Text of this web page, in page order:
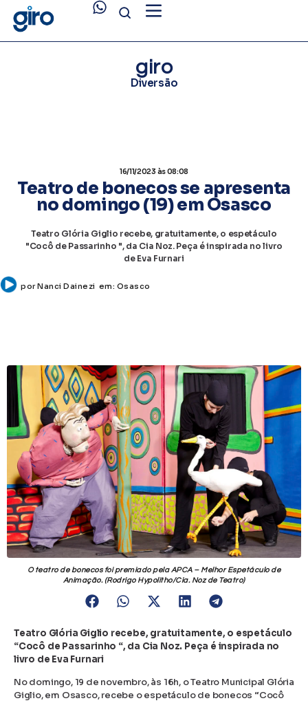
giro
Diversão
16/11/2023 às 08:08
Teatro de bonecos se apresenta
no domingo (19) em Osasco
Teatro Glória Giglio recebe, gratuitamente, o espetáculo
"Cocô de Passarinho ", da Cia Noz. Peça é inspirada no livro
de Eva Furnari
porNanci Dainezi em: Osasco
O teatro de bonecos foi premiado pela APCA – Melhor Espetáculo de
Animação. (Rodrigo Hypolitho/Cia. Noz de Teatro)
Teatro Glória Giglio recebe, gratuitamente, o espetáculo
“Cocô de Passarinho “, da Cia Noz. Peça é inspirada no
livro de Eva Furnari
No domingo, 19 de novembro, às 16h, o Teatro Municipal Glória
Giglio, em Osasco, recebe o espetáculo de bonecos “Cocô